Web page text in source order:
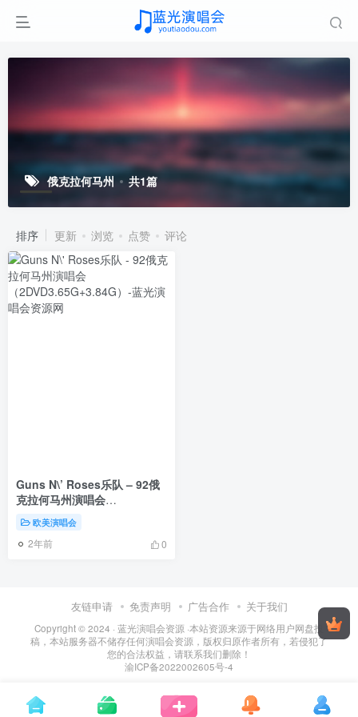
俄克拉何马州 共1篇
排序 更新 浏览 点赞 评论
Guns N\’ Roses乐队 – 92俄
克拉何马州演唱会
（2DVD3.65G+3.84G）
欧美演唱会
2年前 0
友链申请 免责声明 广告合作 关于我们
Copyright © 2024 · 蓝光演唱会资源 ·本站资源来源于网络用户网盘投
稿，本站服务器不储存任何演唱会资源，版权归原作者所有，若侵犯了
您的合法权益，请联系我们删除！
渝ICP备2022002605号-4